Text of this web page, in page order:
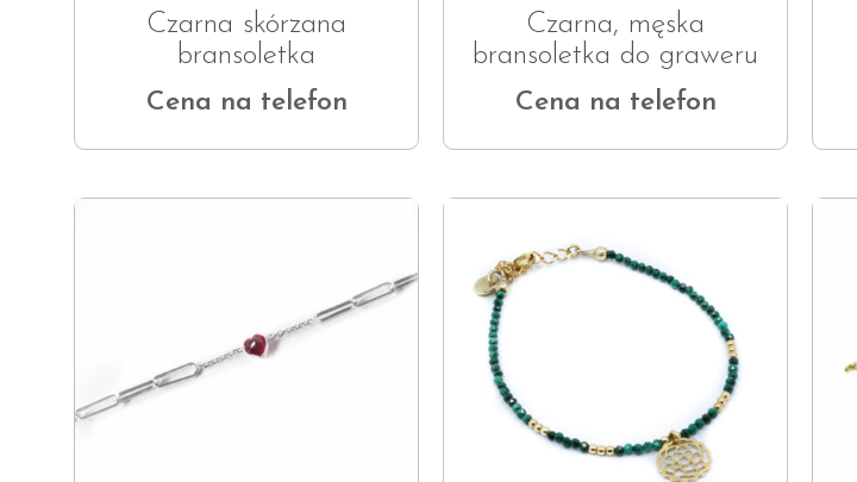
Czarna skórzana
bransoletka
Cena na telefon
Czarna, męska
bransoletka do graweru
Cena na telefon